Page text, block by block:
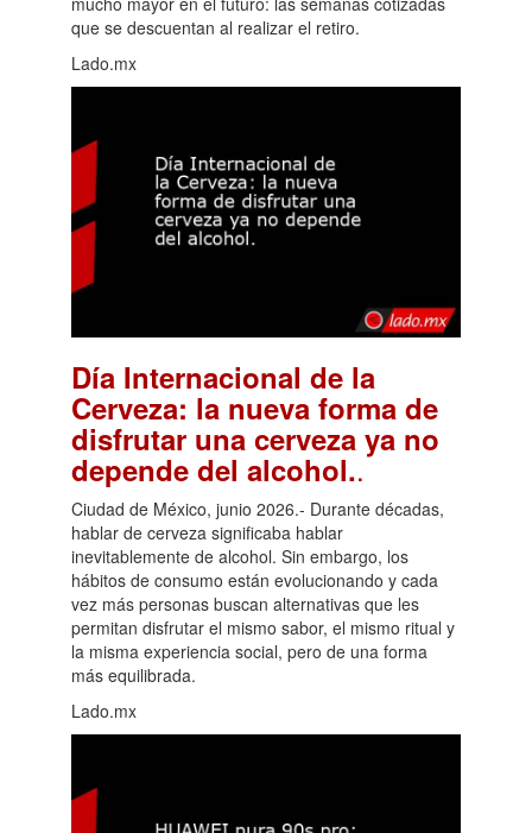
que se descuentan al realizar el retiro.
Lado.mx
Día Internacional de la
Cerveza: la nueva forma de
disfrutar una cerveza ya no
depende del alcohol..
Ciudad de México, junio 2026.- Durante décadas,
hablar de cerveza significaba hablar
inevitablemente de alcohol. Sin embargo, los
hábitos de consumo están evolucionando y cada
vez más personas buscan alternativas que les
permitan disfrutar el mismo sabor, el mismo ritual y
la misma experiencia social, pero de una forma
más equilibrada.
Lado.mx